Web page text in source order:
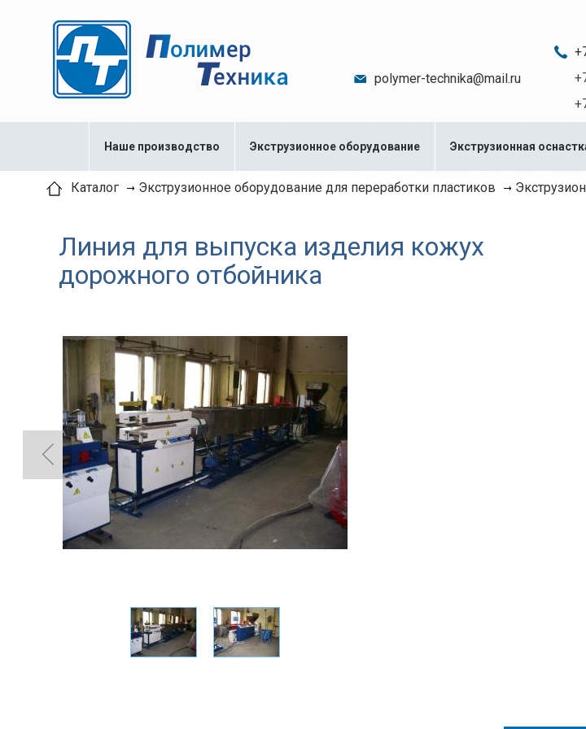
polymer-technika@mail.ru
Наше производство Экструзионное оборудование Экструзионная
Каталог Экструзионное оборудование для переработки пластиков
Линия для выпуска изделия кожух
дорожного отбойника